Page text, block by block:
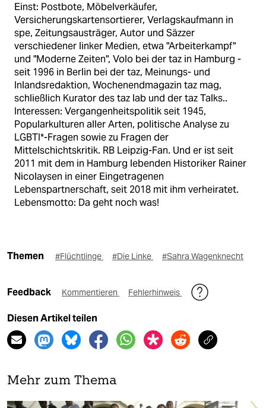
Einst: Postbote, Möbelverkäufer,
Versicherungskartensortierer, Verlagskaufmann in
spe, Zeitungsausträger, Autor und Säzzer
verschiedener linker Medien, etwa "Arbeiterkampf"
und "Moderne Zeiten", Volo bei der taz in Hamburg -
seit 1996 in Berlin bei der taz, Meinungs- und
Inlandsredaktion, Wochenendmagazin taz mag,
schließlich Kurator des taz lab und der taz Talks..
Interessen: Vergangenheitspolitik seit 1945,
Popularkulturen aller Arten, politische Analyse zu
LGBTI*-Fragen sowie zu Fragen der
Mittelschichtskritik. RB Leipzig-Fan. Und er ist seit
2011 mit dem in Hamburg lebenden Historiker Rainer
Nicolaysen in einer Eingetragenen
Lebenspartnerschaft, seit 2018 mit ihm verheiratet.
Lebensmotto: Da geht noch was!
Themen #Flüchtlinge #Die Linke #Sahra Wagenknecht
Feedback Kommentieren Fehlerhinweis
Diesen Artikel teilen
Mehr zum Thema